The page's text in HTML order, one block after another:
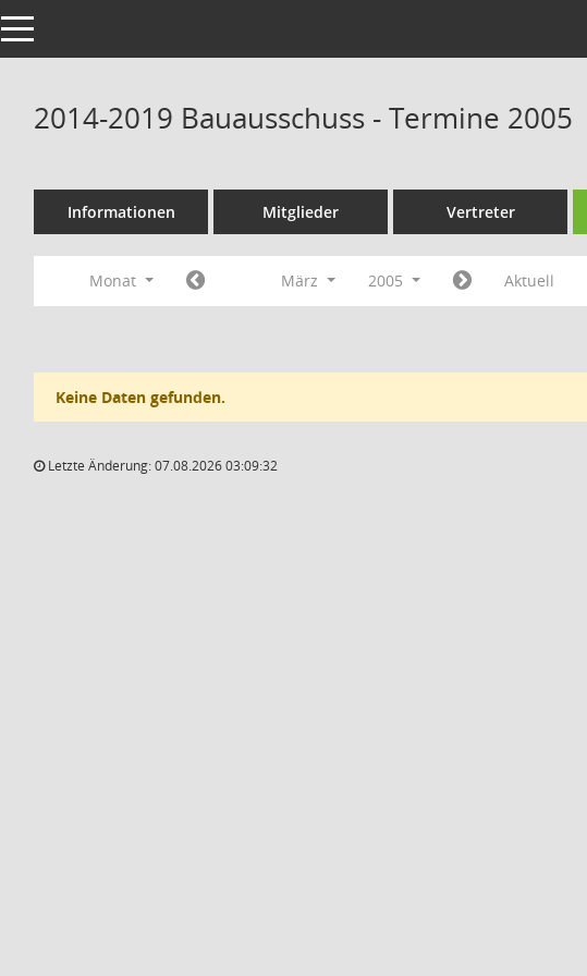
Toggle navigation
2014-2019 Bauausschuss - Termine 2005
Informationen Mitglieder Vertreter
Monat März 2005 Aktuell
Keine Daten gefunden.
Letzte Änderung: 07.08.2026 03:09:32